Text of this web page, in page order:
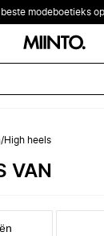
beste modeboetieks
/High heels
VAN